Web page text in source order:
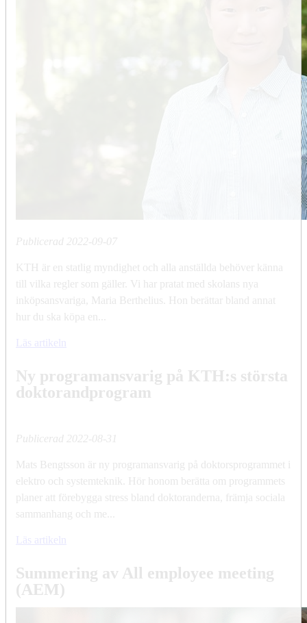
Publicerad 2022-09-07
KTH är en statlig myndighet och alla anställda behöver känna
till vilka regler som gäller. ​Vi har pratat med skolans nya
inköpsansvariga, Maria Berthelius. Hon berättar bland annat
hur du ska köpa en...
Läs artikeln
Ny programansvarig på KTH:s största
doktorandprogram
Publicerad 2022-08-31
Mats Bengtsson är ny programansvarig på doktorsprogrammet i
elektro och systemteknik. Hör honom berätta om programmets
planer att förebygga stress bland doktoranderna, främja sociala
sammanhang och me...
Läs artikeln
Summering av All employee meeting
(AEM)